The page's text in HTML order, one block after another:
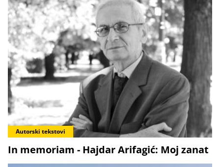
Autorski tekstovi
In memoriam - Hajdar Arifagić: Moj zanat